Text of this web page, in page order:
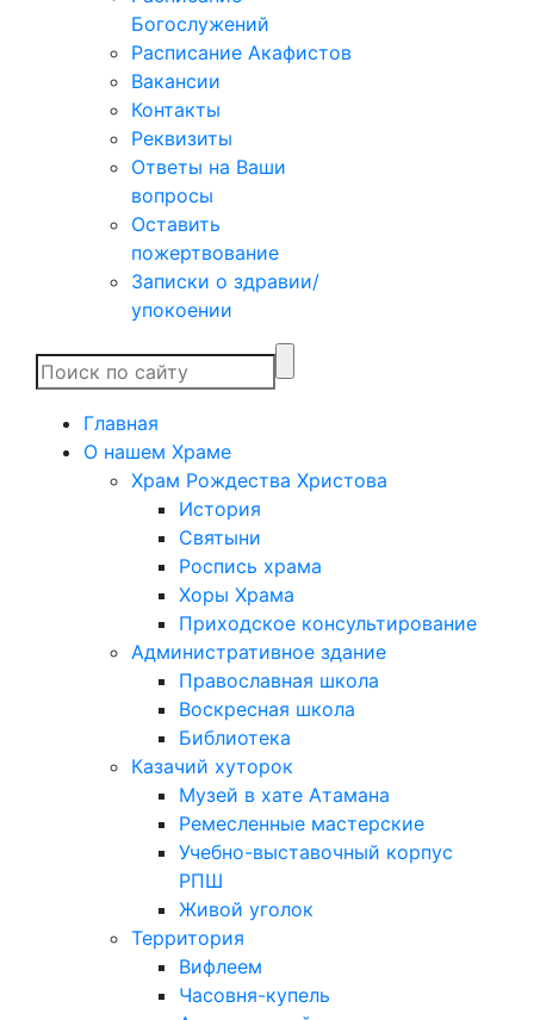
Богослужений
Расписание Акафистов
Вакансии
Контакты
Реквизиты
Ответы на Ваши
вопросы
Оставить
пожертвование
Записки о здравии/
упокоении
Главная
О нашем Храме
Храм Рождества Христова
История
Святыни
Роспись храма
Хоры Храма
Приходское консультирование
Административное здание
Православная школа
Воскресная школа
Библиотека
Казачий хуторок
Музей в хате Атамана
Ремесленные мастерские
Учебно-выставочный корпус
РПШ
Живой уголок
Территория
Вифлеем
Часовня-купель